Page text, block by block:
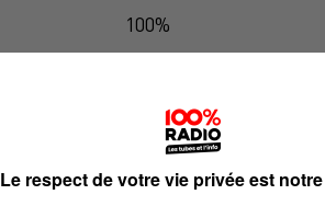
100%
Le respect de votre vie privée est